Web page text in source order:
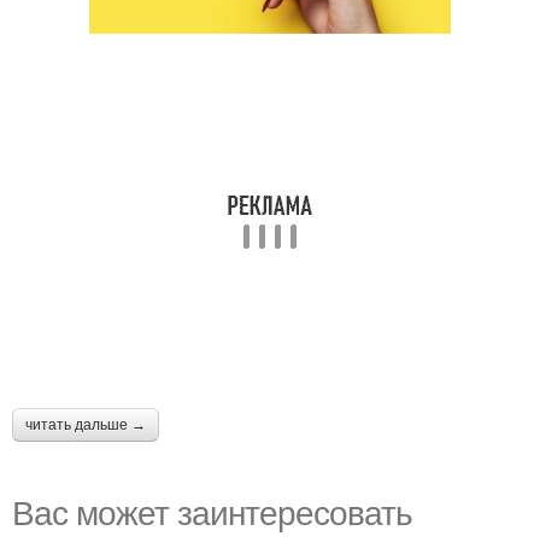
читать дальше →
Вас может заинтересовать